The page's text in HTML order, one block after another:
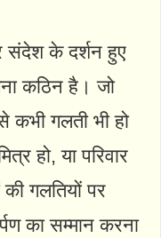
संदेश के दर्शन हुए
कठिन है। जो
कभी गलती भी हो
हो, या परिवार
गलतियों पर
का सम्मान करना